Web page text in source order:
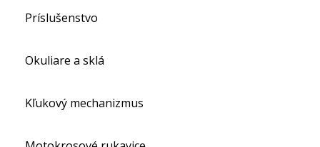
Príslušenstvo
Okuliare a sklá
Kľukový mechanizmus